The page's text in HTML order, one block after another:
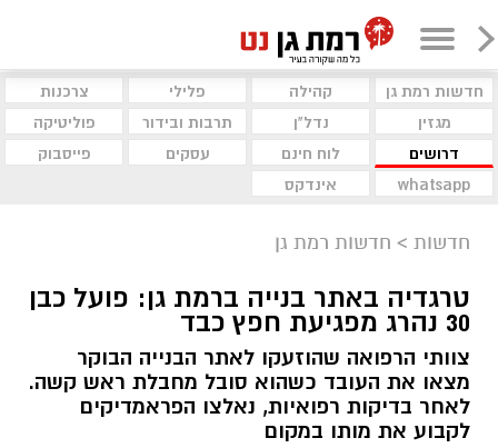
חדשות רמת גן קהילה פלילי
צרכנות
מגזין
נדל"ן תרבות ובידור
פוליטיקה
דרושים
לוח חינם עסקים
פייסבוק
whatsapp
אינדקס
חדשות > חדשות רמת גן
טרגדיה באתר בנייה ברמת גן: פועל כבן
30 נהרג מפגיעת חפץ כבד
צוותי הרפואה שהוזעקו לאתר הבנייה הבוקר
מצאו את העובד כשהוא סובל מחבלת ראש קשה.
לאחר בדיקות רפואיות, נאלצו הפראמדיקים
לקבוע את מותו במקום